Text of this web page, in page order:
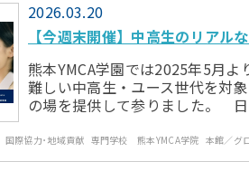
2026.03.20
【今週末開催】中高生のリアル
熊本YMCA学園では2025年5月
難しい中高生・ユース世代を対
の場を提供して参りました。
国際協力･地域貢献 専門学校 熊本YMCA学院 本館／グ